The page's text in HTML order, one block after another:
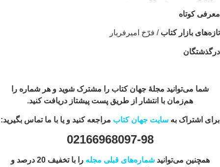
کوتاه
بازار کتاب/ فرّخ امیرفریار
شما می‌توانید مجلۀ جهان کتاب را مشترک شوید و هر شماره را
هم‌زمان با انتشار از طریق پست پیشتاز دریافت کنید.
اشتراک بهسایت جهان کتابمراجعه کنید و یا با ما تماس بگیرید:
02166968097-98
همچنین می‌توانیدشماره‌های قبلی مجله
را با تخفیف 20 درصد و